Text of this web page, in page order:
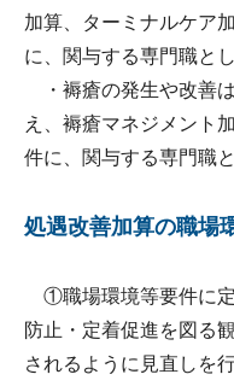
加算、ターミナルケア
に、関与する専門職と
・褥瘡の発生や改善
え、褥瘡マネジメント
件に、関与する専門職
処遇改善加算の職場
①職場環境等要件に定
防止・定着促進を図る
されるように見直しを